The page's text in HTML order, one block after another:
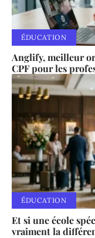
ÉDUCATION
Anglify, meilleur
CPF pour les
ÉDUCATION
Et si une école
vraiment la